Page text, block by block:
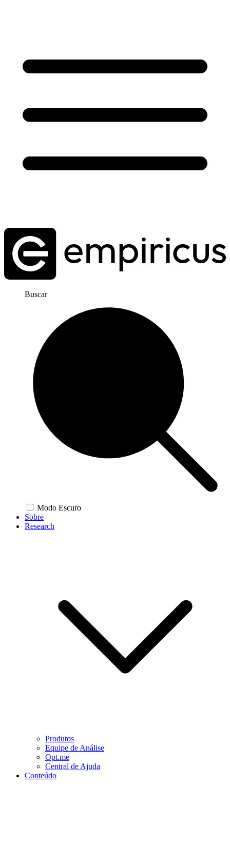
Buscar
Modo Escuro
Sobre
Research
Produtos
Equipe de Análise
Opt.me
Central de Ajuda
Conteúdo